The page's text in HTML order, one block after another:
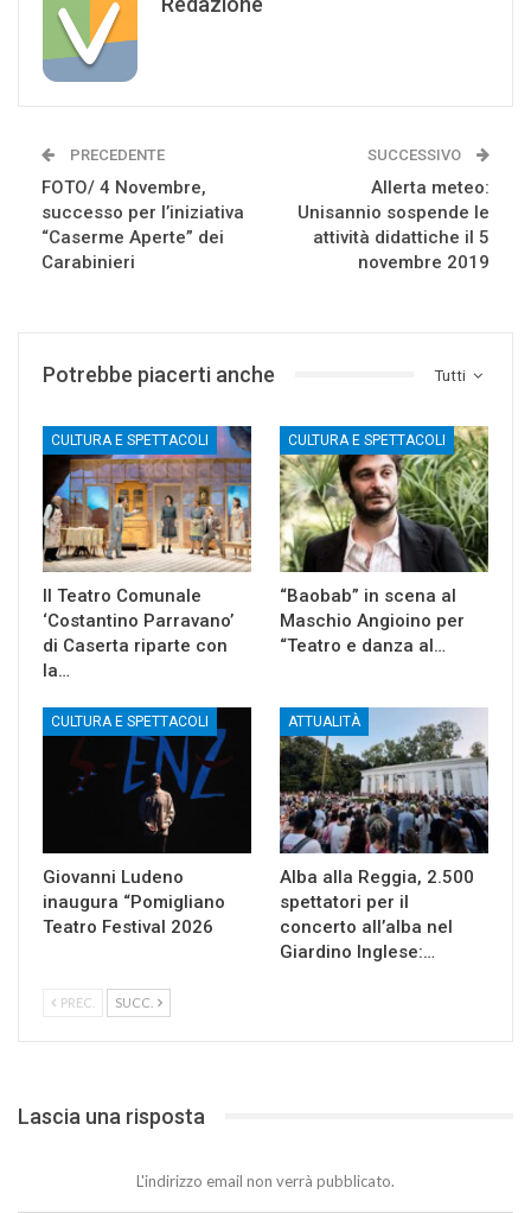
PRECEDENTE
FOTO/ 4 Novembre,
successo per l’iniziativa
“Caserme Aperte” dei
Carabinieri
SUCCESSIVO
Allerta meteo:
Unisannio sospende le
attività didattiche il 5
novembre 2019
Tutti
Potrebbe piacerti anche
CULTURA E SPETTACOLI
Il Teatro Comunale
‘Costantino Parravano’
di Caserta riparte con
la…
CULTURA E SPETTACOLI
“Baobab” in scena al
Maschio Angioino per
“Teatro e danza al…
CULTURA E SPETTACOLI
Giovanni Ludeno
inaugura “Pomigliano
Teatro Festival 2026
ATTUALITÀ
Alba alla Reggia, 2.500
spettatori per il
concerto all’alba nel
Giardino Inglese:…
PREC. SUCC.
Lascia una risposta
L'indirizzo email non verrà pubblicato.